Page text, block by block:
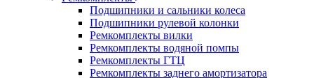
Подшипники и сальники колеса
Подшипники рулевой колонки
Ремкомплекты вилки
Ремкомплекты водяной помпы
Ремкомплекты ГТЦ
Ремкомплекты заднего амортизатора